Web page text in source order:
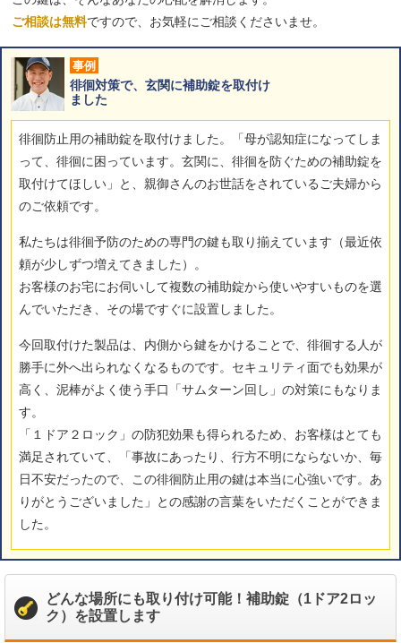
ご相談は無料ですので、お気軽にご相談くださいませ。
事例
徘徊対策で、玄関に補助錠を取付け
ました
徘徊防止用の補助錠を取付けました。「母が認知症になってしま
って、徘徊に困っています。玄関に、徘徊を防ぐための補助錠を
取付けてほしい」と、親御さんのお世話をされているご夫婦から
のご依頼です。
私たちは徘徊予防のための専門の鍵も取り揃えています（最近依
頼が少しずつ増えてきました）。
お客様のお宅にお伺いして複数の補助錠から使いやすいものを選
んでいただき、その場ですぐに設置しました。
今回取付けた製品は、内側から鍵をかけることで、徘徊する人が
勝手に外へ出られなくなるものです。セキュリティ面でも効果が
高く、泥棒がよく使う手口「サムターン回し」の対策にもなりま
す。
「１ドア２ロック」の防犯効果も得られるため、お客様はとても
満足されていて、「事故にあったり、行方不明にならないか、毎
日不安だったので、この徘徊防止用の鍵は本当に心強いです。あ
りがとうございました」との感謝の言葉をいただくことができま
した。
どんな場所にも取り付け可能！補助錠（1ドア2ロッ
ク）を設置します